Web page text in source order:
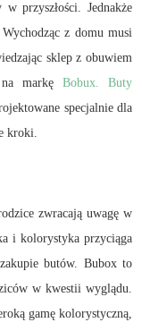
przyszłości. Jednakże
z domu musi
sklep z obuwiem
na markęBobux. Buty
specjalnie dla
kroki.
zwracają uwagę w
i kolorystyka przyciąga
butów. Bubox to
w kwestii wyglądu.
gamę kolorystyczną,